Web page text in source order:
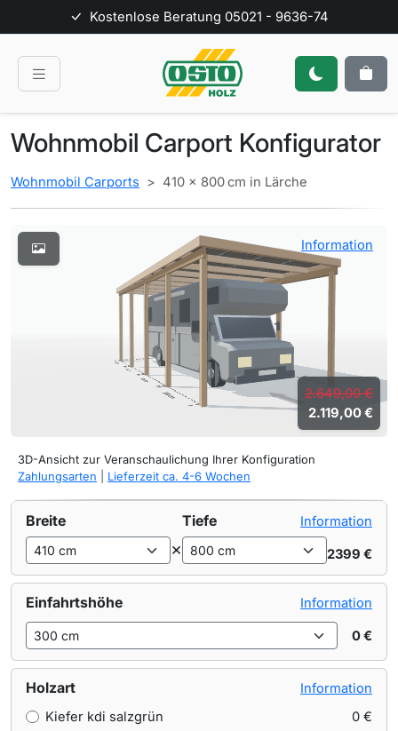
Kostenlose Beratung 05021 - 9636-74
Wohnmobil Carport Konfigurator
Wohnmobil Carports 410 × 800 cm in Lärche
2.649,00 €
2.119,00 €
Information
3D-Ansicht zur Veranschaulichung Ihrer Konfiguration
Zahlungsarten
Lieferzeit ca. 4-6 Wochen
Information
Breite
×
Tiefe
2399 €
Holzart
Information
Kiefer kdi salzgrün
0 €
Einfahrtshöhe Information
0 €